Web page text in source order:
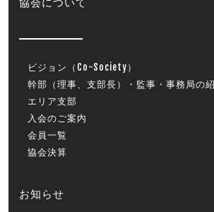
ビジョン（Co-Society）
幹部（理事、支部長）・監事・事務局の
エリア支部
入会のご案内
会員一覧
協会決算
お知らせ